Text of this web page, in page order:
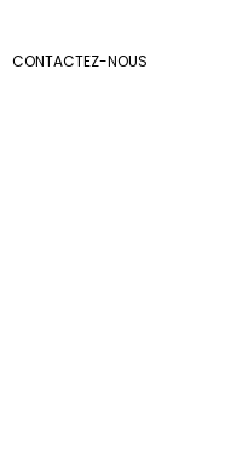
CONTACTEZ-NOUS